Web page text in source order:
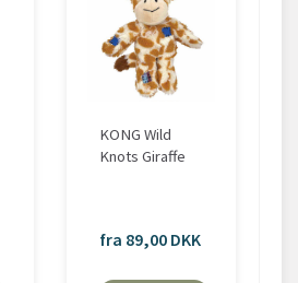
KONG Wild
Knots Giraffe
fra 89,00 DKK